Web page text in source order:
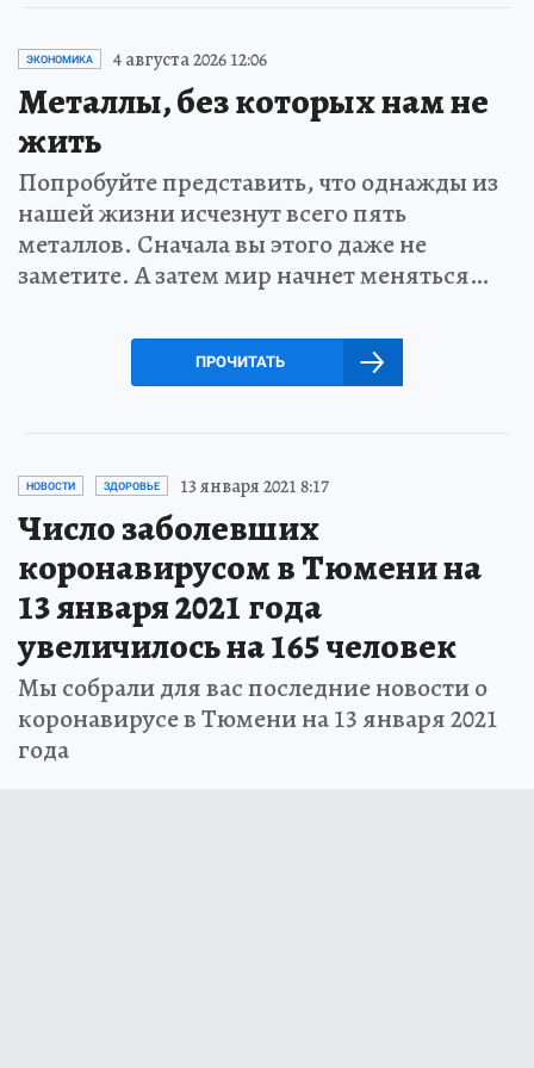
ЭКОНОМИКА 4 августа 2026 12:06
Металлы, без которых нам не
жить
Попробуйте представить, что однажды из
нашей жизни исчезнут всего пять
металлов. Сначала вы этого даже не
заметите. А затем мир начнет меняться…
ПРОЧИТАТЬ
НОВОСТИ ЗДОРОВЬЕ 13 января 2021 8:17
Число заболевших
коронавирусом в Тюмени на
13 января 2021 года
увеличилось на 165 человек
Мы собрали для вас последние новости о
коронавирусе в Тюмени на 13 января 2021
года